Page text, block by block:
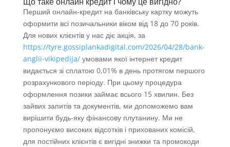
Перший онлайн-кредит на банківську картку можуть
оформити всі позичальники віком від 18 до 70 років.
Для нових клієнтів у нас діє акція, за
https://tyre.gossiplankadigital.com/2026/04/28/bank-
anglii-vikipedija/умовами якої інтернет кредит
видається зі сплатою 0,01% в день протягом першого
розрахункового періоду. При цьому процедура
оформлення позики займає всього 15 хвилин. Без
зайвих запитів та документів, ми допоможемо вам
вирішити будь-яку фінансову плутанину. Ми не
пропонуємо високих відсотків і прихованих комісій,
для постійних клієнтів є вигідні знижки та промокоди